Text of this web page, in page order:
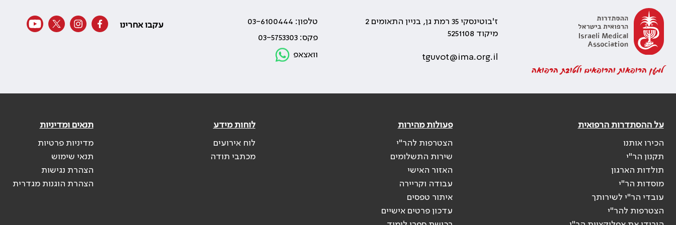
למען הרופאות והרופאים ולטובת הרפואה
ז'בוטינסקי 35 רמת גן, בניין התאומים 2
מיקוד 5251108
tguvot@ima.org.il
טלפון: 03-6100444
פקס: 03-5753303
וואצאפ
עקבו אחרינו
על ההסתדרות הרפואית
הכירו אותנו
תקנון הר"י
תולדות הארגון
מוסדות הר"י
עובדי הר"י לשירותך
הצטרפות להר"י
פעולות מהירות
הצטרפות להר"י
שירות התשלומים
האזור האישי
עבודה וקריירה
איתור טפסים
עדכון פרטים אישיים
לוחות מידע
לוח אירועים
מכתבי תודה
תנאים ומדיניות
מדיניות פרטיות
תנאי שימוש
הצהרת נגישות
הצהרת הוגנות מגדרית